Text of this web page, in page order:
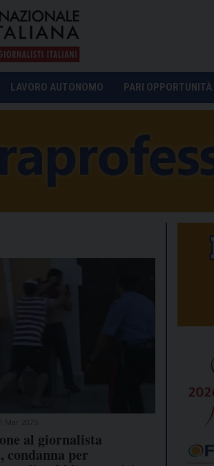
LAVORO AUTONOMO PARI OPPORTUNITÀ
al giornalista
condanna per